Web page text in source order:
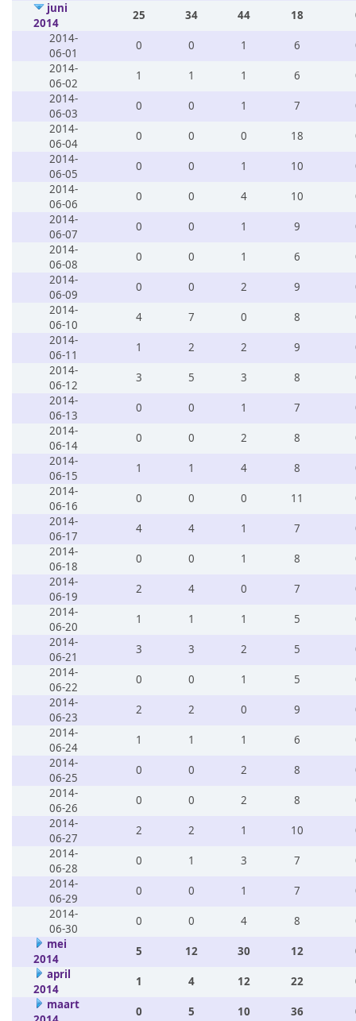
juni
2014
25 34 44 18
2014-
06-01
0 0 1 6
2014-
06-02
1 1 1 6
2014-
06-03
0 0 1 7
2014-
06-04
0 0 0 18
2014-
06-05
0 0 1 10
2014-
06-06
0 0 4 10
2014-
06-07
0 0 1 9
2014-
06-08
0 0 1 6
2014-
06-09
0 0 2 9
2014-
06-10
4 7 0 8
2014-
06-11
1 2 2 9
2014-
06-12
3 5 3 8
2014-
06-13
0 0 1 7
2014-
06-14
0 0 2 8
2014-
06-15
1 1 4 8
2014-
06-16
0 0 0 11
2014-
06-17
4 4 1 7
2014-
06-18
0 0 1 8
2014-
06-19
2 4 0 7
2014-
06-20
1 1 1 5
2014-
06-21
3 3 2 5
2014-
06-22
0 0 1 5
2014-
06-23
2 2 0 9
2014-
06-24
1 1 1 6
2014-
06-25
0 0 2 8
2014-
06-26
0 0 2 8
2014-
06-27
2 2 1 10
2014-
06-28
0 1 3 7
2014-
06-29
0 0 1 7
2014-
06-30
0 0 4 8
mei
2014
5 12 30 12
april
2014
1 4 12 22
maart
0 5 10 36